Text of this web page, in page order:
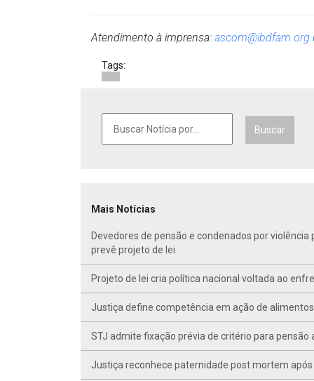
Atendimento à imprensa:
Tags:
Buscar
Mais Notícias
Devedores de pensão e condenados por
prevê projeto de lei
Projeto de lei cria política nacional voltada ao
Justiça define competência em ação de
STJ admite fixação prévia de critério para
Justiça reconhece paternidade post mortem